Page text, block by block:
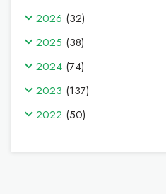
2026 (32)
2025 (38)
2024 (74)
2023 (137)
2022 (50)